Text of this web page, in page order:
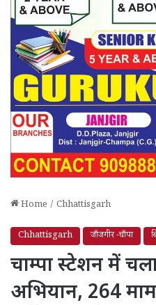
Home / Chhattisgarh
Chhattisgarh जाँजगीर -चाँपा
चाम्पा स्टेशन में
अभियान, 264